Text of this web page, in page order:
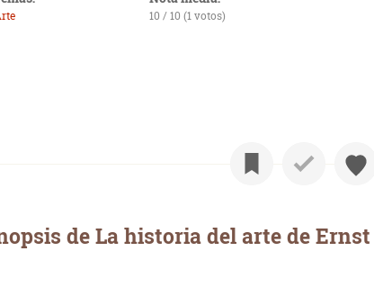
10 / 10 (1 votos)
de La historia del arte de Ernst